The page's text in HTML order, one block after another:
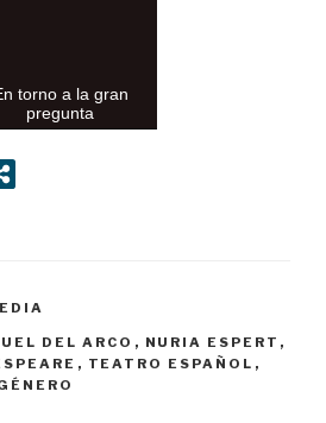
torno a la gran
pregunta
DEL ARCO , NURIA ESPERT ,
, TEATRO ESPAÑOL ,